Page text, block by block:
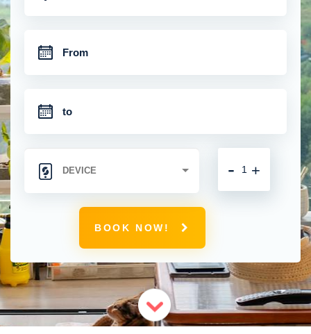
+
-
BOOK NOW!